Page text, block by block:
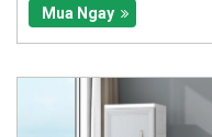
Mua Ngay